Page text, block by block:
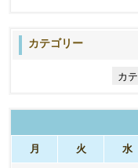
カテゴリー
ー
月 火 水